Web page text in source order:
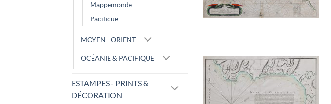
Mappemonde
Pacifique
MOYEN - ORIENT
OCÉANIE & PACIFIQUE
ESTAMPES - PRINTS &
DÉCORATION
Ajouter
à la
wishlist